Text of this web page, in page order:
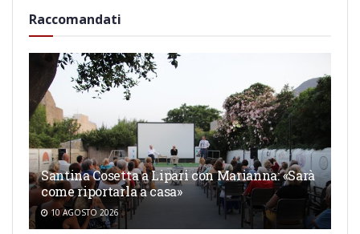
Raccomandati
Santina Cosetta a Lipari con Marianna: «Sarà
come riportarla a casa»
10 AGOSTO 2026